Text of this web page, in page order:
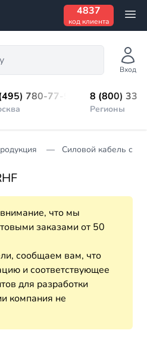
4837
код клиента
Вход
780-77-98 8 (800)
Регионы
Силовой кабель с
что мы
заказами от 50
сообщаем вам, что
и соответствующее
для разработки
компания не